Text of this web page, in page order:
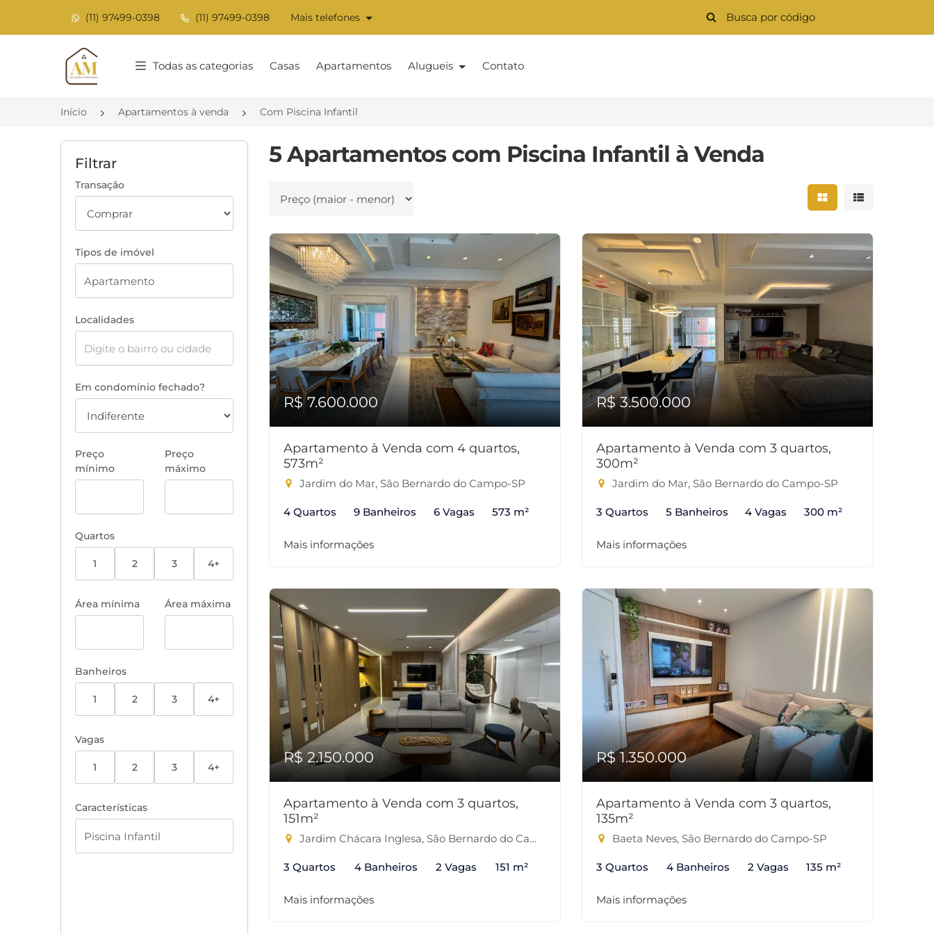
(11) 97499-0398 (11) 97499-0398 Mais telefones
Página inicial
Todas as categorias Casas Apartamentos Alugueis Contato
Início Apartamentos à venda Com Piscina Infantil
Filtrar
Transação
Tipos de imóvel
Localidades
Em condomínio fechado?
Preço
mínimo
Preço
máximo
Quartos
1 2 3 4+
Área mínima Área máxima
Banheiros
1 2 3 4+
Vagas
1 2 3 4+
Características
5 Apartamentos com Piscina Infantil à Venda
Ordenar por Mostrar resultados
Mostrar
R$ 7.600.000
Apartamento à Venda com 4 quartos,
573m²
Jardim do Mar, São Bernardo do Campo-SP
4 Quartos 9 Banheiros 6 Vagas 573 m²
Mais informações
R$ 3.500.000
Apartamento à Venda com 3 quartos,
300m²
Jardim do Mar, São Bernardo do Campo-SP
3 Quartos 5 Banheiros 4 Vagas 300 m²
Mais informações
R$ 2.150.000
Apartamento à Venda com 3 quartos,
151m²
Jardim Chácara Inglesa, São Bernardo do Campo-SP
3 Quartos 4 Banheiros 2 Vagas 151 m²
Mais informações
R$ 1.350.000
Apartamento à Venda com 3 quartos,
135m²
Baeta Neves, São Bernardo do Campo-SP
3 Quartos 4 Banheiros 2 Vagas 135 m²
Mais informações